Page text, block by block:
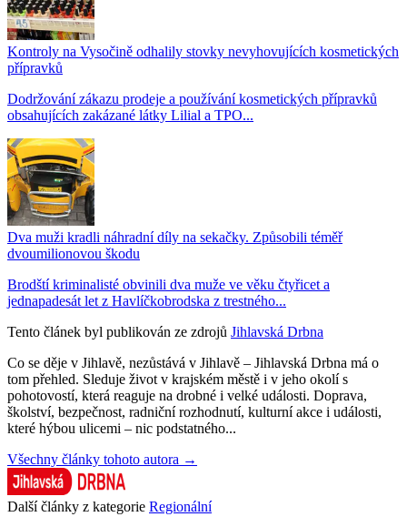
Kontroly na Vysočině odhalily stovky nevyhovujících kosmetických
přípravků
Dodržování zákazu prodeje a používání kosmetických přípravků
obsahujících zakázané látky Lilial a TPO...
Dva muži kradli náhradní díly na sekačky. Způsobili téměř
dvoumilionovou škodu
Brodští kriminalisté obvinili dva muže ve věku čtyřicet a
jednapadesát let z Havlíčkobrodska z trestného...
Tento článek byl publikován ze zdrojů Jihlavská Drbna
Co se děje v Jihlavě, nezůstává v Jihlavě – Jihlavská Drbna má o
tom přehled. Sleduje život v krajském městě i v jeho okolí s
pohotovostí, která reaguje na drobné i velké události. Doprava,
školství, bezpečnost, radniční rozhodnutí, kulturní akce i události,
které hýbou ulicemi – nic podstatného...
Všechny články tohoto autora →
Další články z kategorie Regionální